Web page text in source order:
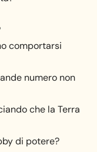
comportarsi
numero non
che la Terra
di potere?